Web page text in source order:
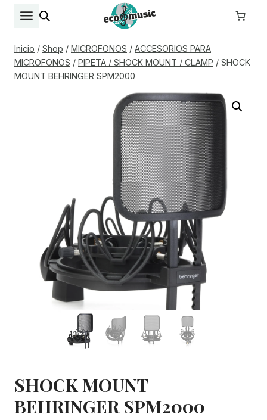
Inicio / Shop / MICROFONOS / ACCESORIOS PARA
MICROFONOS / PIPETA / SHOCK MOUNT / CLAMP / SHOCK
MOUNT BEHRINGER SPM2000
SHOCK MOUNT
BEHRINGER SPM2000